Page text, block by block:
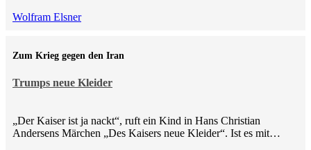
Wolfram Elsner
Trumps neue Kleider
Zum Krieg gegen den Iran
„Der Kaiser ist ja nackt“, ruft ein Kind in Hans Christian
Andersens Märchen „Des Kaisers neue Kleider“. Ist es mit…